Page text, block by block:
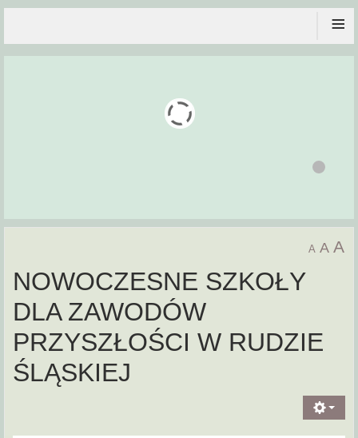
≡
A A A
NOWOCZESNE SZKOŁY
DLA ZAWODÓW
PRZYSZŁOŚCI W RUDZIE
ŚLĄSKIEJ